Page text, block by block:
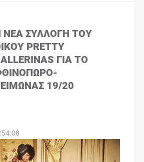
ΝΈΑ ΣΥΛΛΟΓΉ ΤΟΥ
PRETTY
ΓΙΑ ΤΟ
19/20